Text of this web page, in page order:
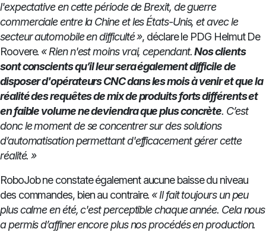
l'expectative en cette période de Brexit, de guerre
commerciale entre la Chine et les États-Unis, et avec le
secteur automobile en difficulté », déclare le PDG Helmut De
Roovere. « Rien n'est moins vrai, cependant. Nos clients
sont conscients qu’il leur sera également difficile de
disposer d'opérateurs CNC dans les mois à venir et que la
réalité des requêtes de mix de produits forts différents et
en faible volume ne deviendra que plus concrète. C’est
donc le moment de se concentrer sur des solutions
d’automatisation permettant d'efficacement gérer cette
réalité. »
RoboJob ne constate également aucune baisse du niveau
des commandes, bien au contraire. « Il fait toujours un peu
plus calme en été, c'est perceptible chaque année. Cela nous
a permis d’affiner encore plus nos procédés en production.